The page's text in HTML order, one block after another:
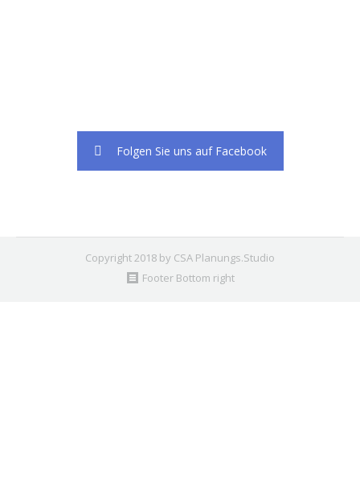
Folgen Sie uns auf Facebook
Copyright 2018 by CSA Planungs.Studio
Footer Bottom right